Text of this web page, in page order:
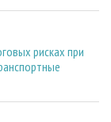
рисках при